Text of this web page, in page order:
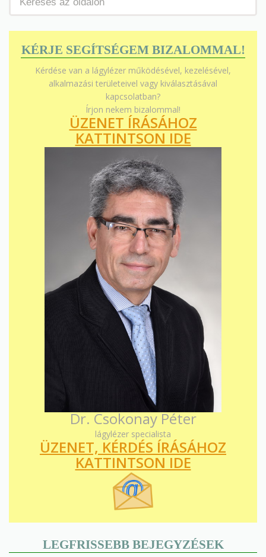
KÉRJE SEGÍTSÉGEM BIZALOMMAL!
Kérdése van a lágylézer működésével, kezelésével,
alkalmazási területeivel vagy kiválasztásával
kapcsolatban?
Írjon nekem bizalommal!
ÜZENET ÍRÁSÁHOZ
KATTINTSON IDE
Dr. Csokonay Péter
lágylézer specialista
ÜZENET, KÉRDÉS ÍRÁSÁHOZ
KATTINTSON IDE
LEGFRISSEBB BEJEGYZÉSEK